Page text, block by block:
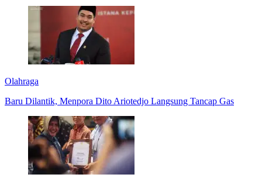
Olahraga
Baru Dilantik, Menpora Dito Ariotedjo Langsung Tancap Gas